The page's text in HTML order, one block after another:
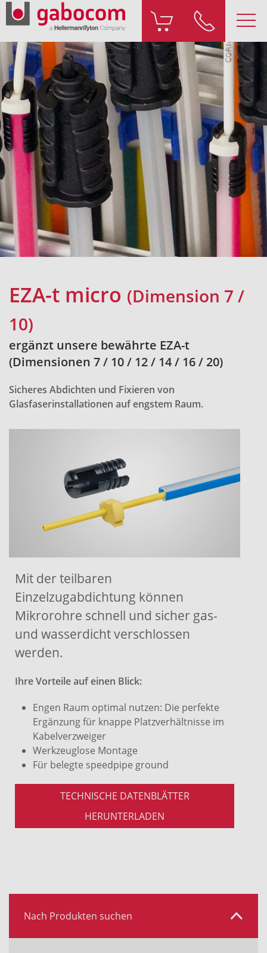
EZA-t micro (Dimension 7 /
10)
ergänzt unsere bewährte EZA-t
(Dimensionen 7 / 10 / 12 / 14 / 16 / 20)
Sicheres Abdichten und Fixieren von
Glasfaserinstallationen auf engstem Raum.
Mit der teilbaren
Einzelzugabdichtung können
Mikrorohre schnell und sicher gas-
und wasserdicht verschlossen
werden.
Ihre Vorteile auf einen Blick:
Engen Raum optimal nutzen: Die perfekte
Ergänzung für knappe Platzverhältnisse im
Kabelverzweiger
Werkzeuglose Montage
Für belegte speedpipe ground
TECHNISCHE DATENBLÄTTER
HERUNTERLADEN
Nach Produkten suchen